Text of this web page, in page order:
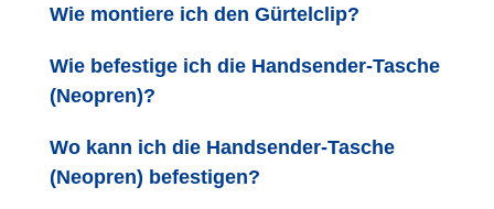
Wie montiere ich den Gürtelclip?
Wie befestige ich die Handsender-Tasche
(Neopren)?
Wo kann ich die Handsender-Tasche
(Neopren) befestigen?